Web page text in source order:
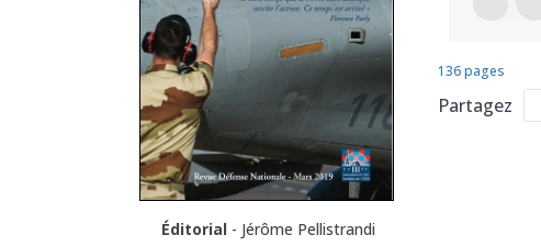
136 pages
Partagez
Éditorial - Jérôme Pellistrandi